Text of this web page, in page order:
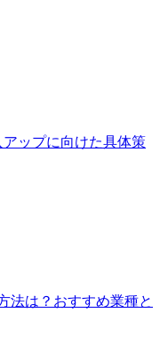
ップに向けた具体策
法は？おすすめ業種と